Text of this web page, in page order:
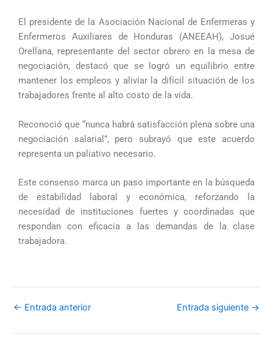
El presidente de la Asociación Nacional de Enfermeras y
Enfermeros Auxiliares de Honduras (ANEEAH), Josué
Orellana, representante del sector obrero en la mesa de
negociación, destacó que se logró un equilibrio entre
mantener los empleos y aliviar la difícil situación de los
trabajadores frente al alto costo de la vida.
Reconoció que “nunca habrá satisfacción plena sobre una
negociación salarial”, pero subrayó que este acuerdo
representa un paliativo necesario.
Este consenso marca un paso importante en la búsqueda
de estabilidad laboral y económica, reforzando la
necesidad de instituciones fuertes y coordinadas que
respondan con eficacia a las demandas de la clase
trabajadora.
← Entrada anterior Entrada siguiente →